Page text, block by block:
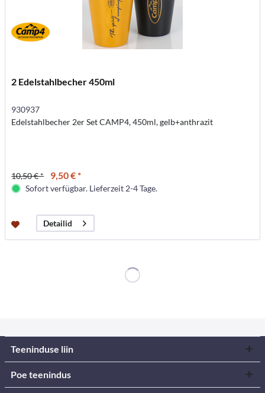
2 Edelstahlbecher 450ml
930937
Edelstahlbecher 2er Set CAMP4, 450ml, gelb+anthrazit
10,50 € * 9,50 € *
Sofort verfügbar. Lieferzeit 2-4 Tage.
Detailid
Teeninduse liin
Poe teenindus